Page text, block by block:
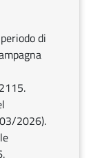
di
2026).